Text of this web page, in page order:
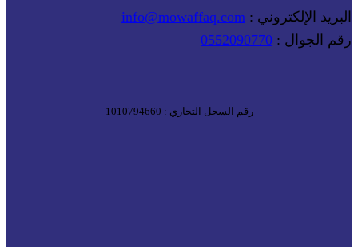
البريد الإلكتروني : info@mowaffaq.com
رقم الجوال : 0552090770
رقم السجل التجاري : 1010794660